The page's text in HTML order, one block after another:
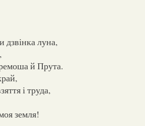
дзвінка луна,
й Прута.
і труда,
земля!